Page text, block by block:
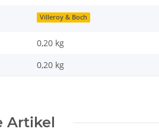
Villeroy & Boch
0,20 kg
0,20 kg
Artikel